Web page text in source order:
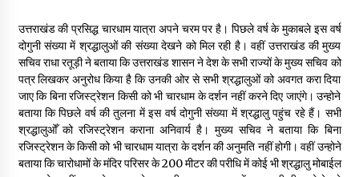
Thought Of The Day 17 May
May 17, 2022
Thought Of The Day 16 May
May 16, 2022
उत्तराखंड की प्रसिद्ध चारधाम यात्रा अपने चरम पर है। पिछले वर्ष के मुकाबले इस वर्ष
दोगुनी संख्या में श्रद्धालुओं की संख्या देखने को मिल रही है। वहीं उत्तराखंड की मुख्य
सचिव राधा रतूड़ी ने बताया कि उत्तराखंड शासन ने देश के सभी राज्यों के मुख्य सचिव को
पत्र लिखकर अनुरोध किया है कि उनकी ओर से सभी श्रद्धालुओं को अवगत करा दिया
जाए कि बिना रजिस्ट्रेशन किसी को भी चारधाम के दर्शन नहीं करने दिए जाएंगे। उन्होने
बताया कि पिछले वर्ष की तुलना में इस वर्ष दोगुनी संख्या में श्रद्धालु पहुंच रहे हैं। सभी
श्रद्धालुओँ को रजिस्ट्रेशन कराना अनिवार्य है। मुख्य सचिव ने बताया कि बिना
रजिस्ट्रेशन के किसी को भी चारधाम यात्रा के दर्शन की अनुमति नहीं होगी। वहीं उन्होने
बताया कि चारोधामों के मंदिर परिसर के 200 मीटर की परीधि में कोई भी श्रद्धालु मोबाईल